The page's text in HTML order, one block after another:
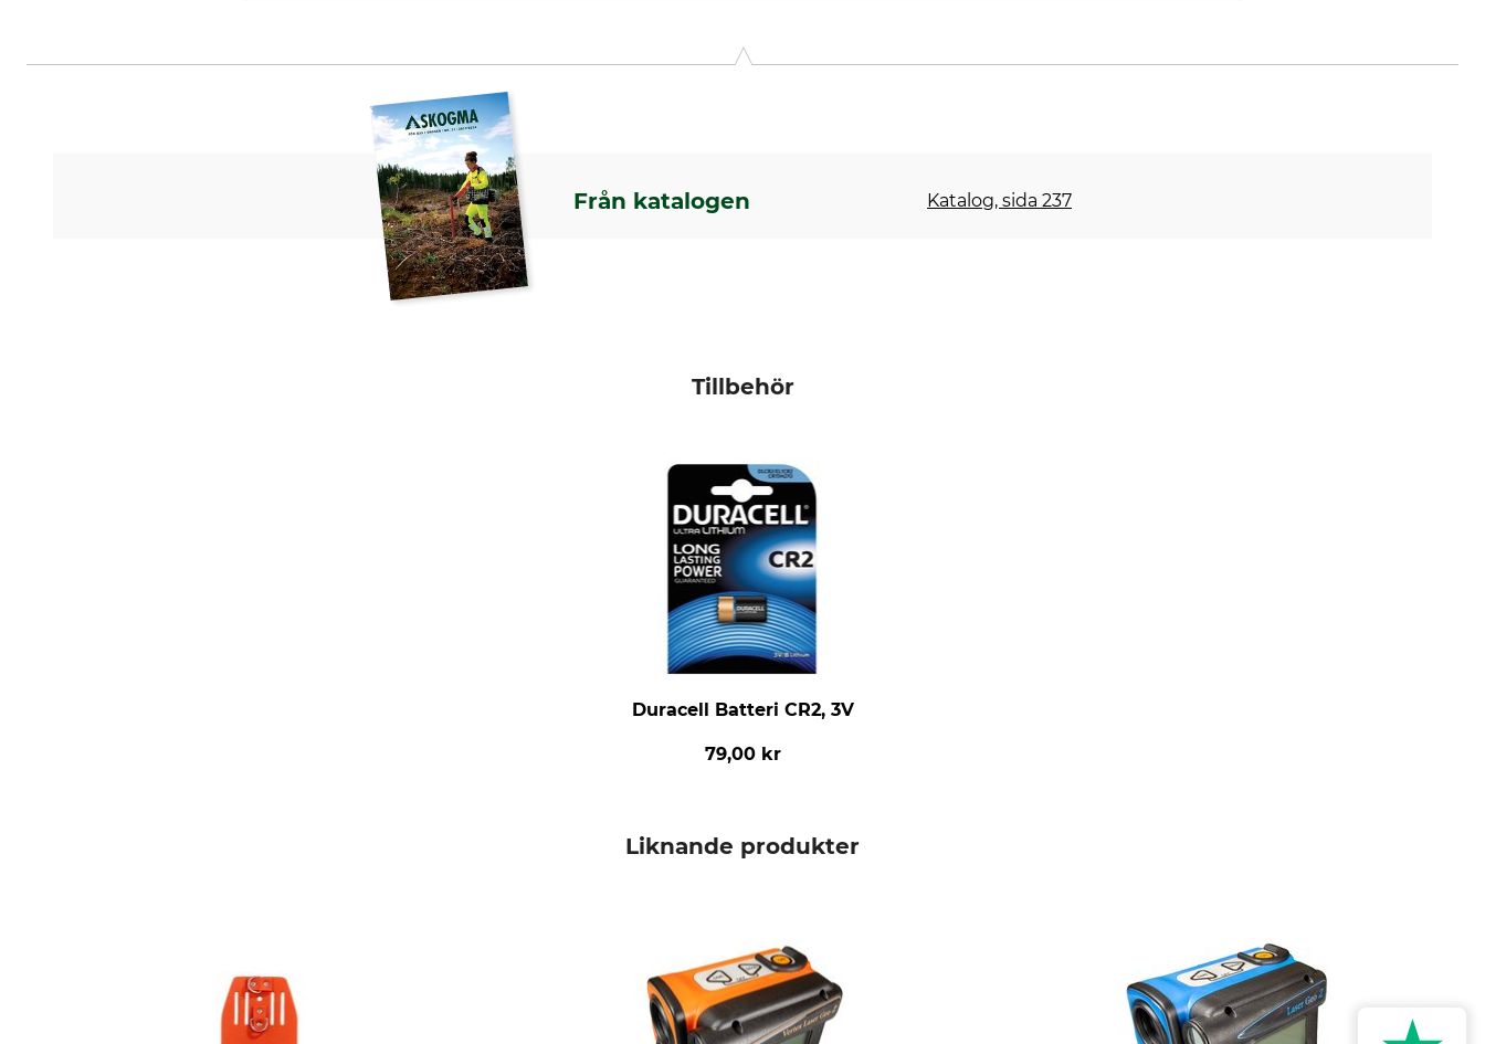
Från katalogen Katalog, sida 237
Tillbehör
Duracell Batteri CR2, 3V
79,00 kr
Liknande produkter